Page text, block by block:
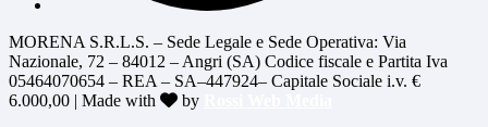
MORENA S.R.L.S. – Sede Legale e Sede Operativa: Via
Nazionale, 72 – 84012 – Angri (SA) Codice fiscale e Partita Iva
05464070654 – REA – SA–447924– Capitale Sociale i.v. €
6.000,00 | Made with
by